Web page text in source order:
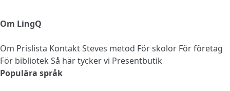
Om LingQ
Om Prislista KontaktSteves metod För skolor För företag
För bibliotek Så här tycker vi Presentbutik
Populära språk